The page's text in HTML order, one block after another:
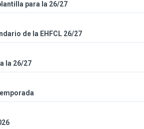
para la 26/27
de la EHFCL 26/27
la 26/27